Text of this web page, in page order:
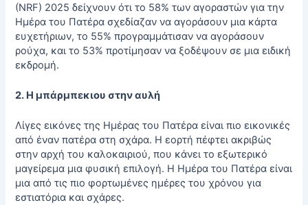
(NRF) 2025 δείχνουν ότι το 58% των αγοραστών για την
Ημέρα του Πατέρα σχεδίαζαν να αγοράσουν μια κάρτα
ευχετήριων, το 55% προγραμμάτισαν να αγοράσουν
ρούχα, και το 53% προτίμησαν να ξοδέψουν σε μια ειδική
εκδρομή.
2. Η μπάρμπεκιου στην αυλή
Λίγες εικόνες της Ημέρας του Πατέρα είναι πιο εικονικές
από έναν πατέρα στη σχάρα. Η εορτή πέφτει ακριβώς
στην αρχή του καλοκαιριού, που κάνει το εξωτερικό
μαγείρεμα μια φυσική επιλογή. Η Ημέρα του Πατέρα είναι
μια από τις πιο φορτωμένες ημέρες του χρόνου για
εστιατόρια και σχάρες.